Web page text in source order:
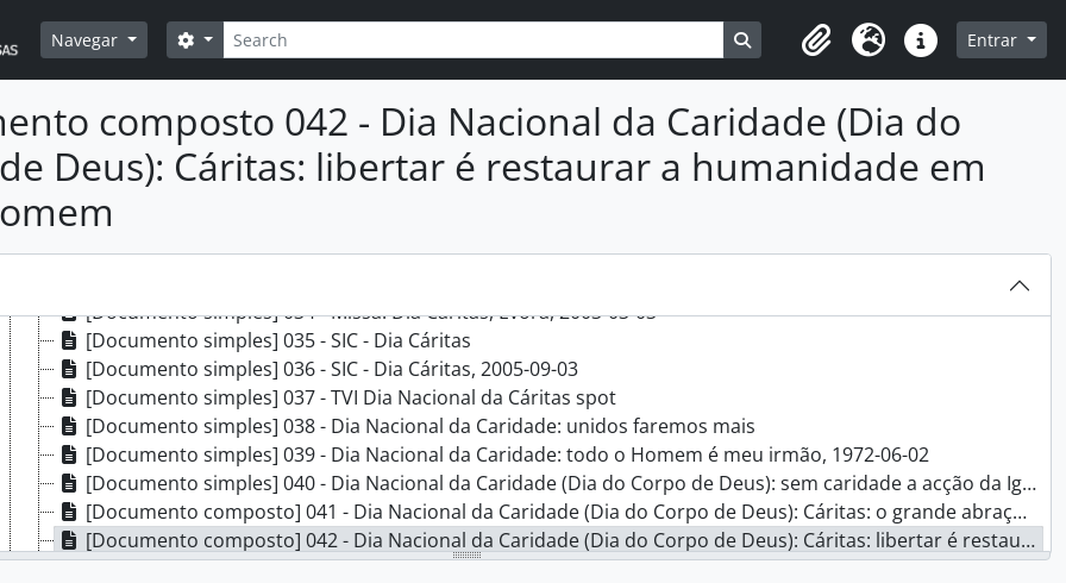
Navegar
Pesquisar
Opções de busca Busque na página de navegação
Clipboard
Idioma Ligações rápidas
Entrar
composto 042 - Dia Nacional da Caridade (Dia do
Deus): Cáritas: libertar é restaurar a humanidade em
[Documento composto] 024 - Peditórios: correspondência, 1980 - 2000
[Documento simples] 025 - Spot Dia Cáritas 2005, 2005
[Documento simples] 026 - Spot Dia Cáritas 2005, 2005
[Documento simples] 027 - Spot Dia Cáritas rádio 2005, 2005
[Documento simples] 028 - Dia Cáritas 2006: spot áudio, 2006-09-03
[Documento simples] 029 - Santuário de Nossa Senhora da Atalaia, Montijo: Eucaristia Dia Cáritas
[Documento simples] 031 - Spot [Dia] Cáritas 2005, 2005
[Documento simples] 032 - Spot Dia Cáritas 2006
[Documento simples] 034 - Missa: Dia Cáritas, Évora, 2003-03-03
[Documento simples] 035 - SIC - Dia Cáritas
[Documento simples] 036 - SIC - Dia Cáritas, 2005-09-03
[Documento simples] 037 - TVI Dia Nacional da Cáritas spot
[Documento simples] 038 - Dia Nacional da Caridade: unidos faremos mais
[Documento simples] 039 - Dia Nacional da Caridade: todo o Homem é meu irmão, 1972-06-02
[Documento simples] 040 - Dia Nacional da Caridade (Dia do Corpo de Deus): sem caridade a acção da Igreja não é completa, 1973
[Documento composto] 041 - Dia Nacional da Caridade (Dia do Corpo de Deus): Cáritas: o grande abraço da reconciliação, 1974
[Documento composto] 042 - Dia Nacional da Caridade (Dia do Corpo de Deus): Cáritas: libertar é restaurar a humanidade em cada homem, 1975
[Documento composto] 043 - Dia Nacional da Caridade (Dia do Corpo de Deus): educar é crescer para a vida, 1976